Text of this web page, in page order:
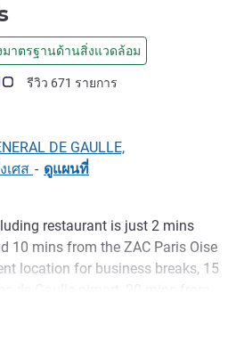
มาตรฐานด้านสิ่งแวดล้อม
แขก (เรทติ้งบน ALL)
รีวิว 671 รายการ
DE GAULLE,
เศส - ดูแผนที่
restaurant is just 2 mins
10 mins from the ZAC Paris Oise
location for business breaks, 15
and 30 mins from Paris.
free WIFI, 3 meeting rooms, a